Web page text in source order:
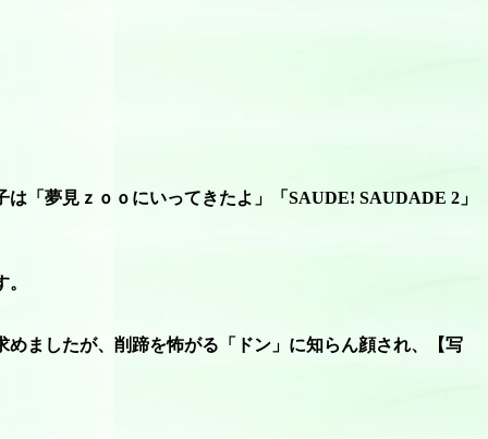
「夢見ｚｏｏにいってきたよ」「SAUDE! SAUDADE 2」
ましたが、削蹄を怖がる「ドン」に知らん顔され、【写